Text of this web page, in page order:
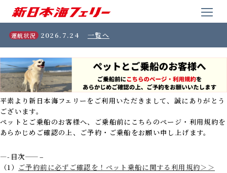
運航状況 2026.7.24 一覧へ
平素より新日本海フェリーをご利用いただきまして、誠にありがとう
ございます。
ペットとご乗船のお客様へ、ご乗船前にこちらのページ・利用規約を
あらかじめご確認の上、ご予約・ご乗船をお願い申し上げます。
—-目次——–
（1） ご予約前に必ずご確認を！ペット乗船に関する利用規約＞＞